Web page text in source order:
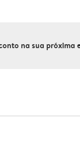
na sua próxima